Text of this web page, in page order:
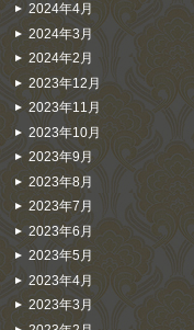
2024年4月
2024年3月
2024年2月
2023年12月
2023年11月
2023年10月
2023年9月
2023年8月
2023年7月
2023年6月
2023年5月
2023年4月
2023年3月